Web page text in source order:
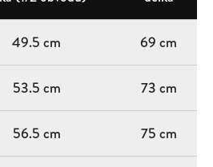
49.5 cm 69 cm
53.5 cm 73 cm
56.5 cm 75 cm